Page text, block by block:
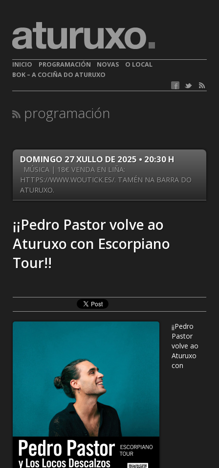
INICIO PROGRAMACIÓN NOVAS
O LOCAL
BOK – A COCIÑA DO ATURUXO
programación
DOMINGO 27 XULLO DE 2025 • 20:30 H
MÚSICA | 18€ VENDA EN LIÑA:
HTTPS://WWW.WOUTICK.ES/. TAMÉN NA BARRA DO
ATURUXO.
¡¡Pedro Pastor volve ao
Aturuxo con Escorpiano
Tour!!
¡¡Pedro
Pastor
volve ao
Aturuxo
con